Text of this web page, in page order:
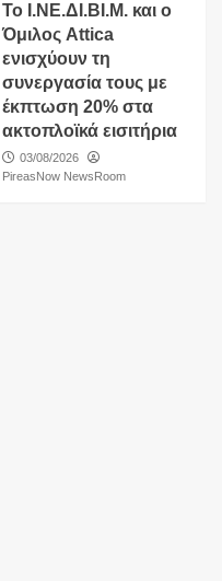
Το Ι.ΝΕ.ΔΙ.ΒΙ.Μ. και o
Όμιλος Attica
ενισχύουν τη
συνεργασία τους με
έκπτωση 20% στα
ακτοπλοϊκά εισιτήρια
03/08/2026
PireasNow NewsRoom